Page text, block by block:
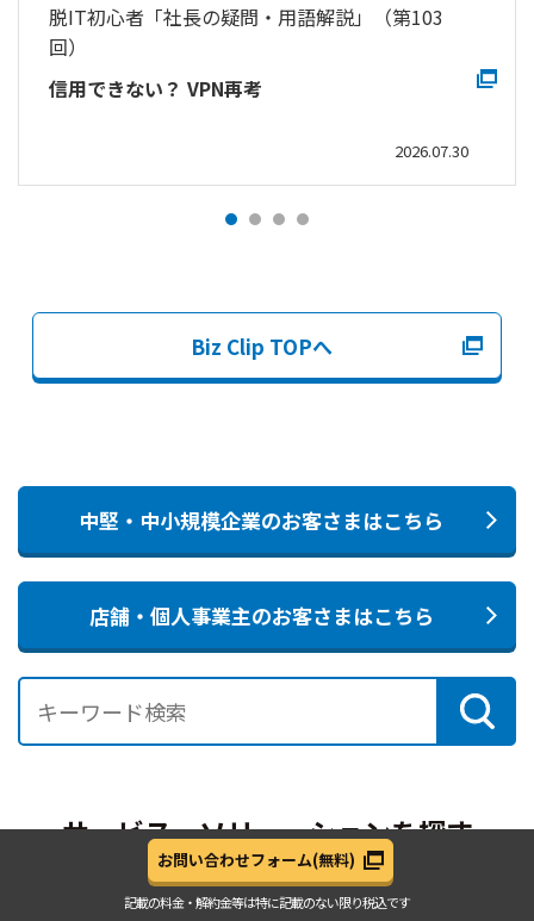
脱IT初心者「社長の疑問・用語解説」（第103
回）
信用できない？ VPN再考
2026.07.30
Biz Clip TOPへ
中堅・中小規模企業のお客さまはこちら
店舗・個人事業主のお客さまはこちら
サービス・ソリューションを探す
お問い合わせフォーム(無料)
記載の料金・解約金等は特に記載のない限り税込です